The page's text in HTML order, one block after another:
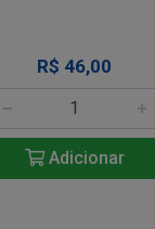
R$ 46,00
Adicionar